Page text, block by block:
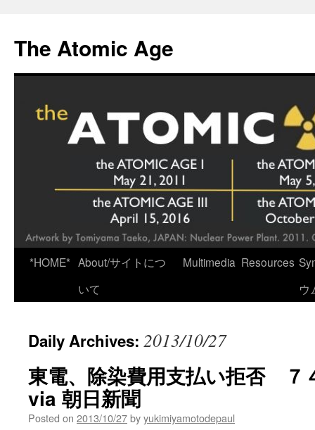
content
The Atomic Age
*HOME* About/サイトにつ
いて
Multimedia Resources
ウ
Daily Archives: 2013/10/27
東電、除染費用支払い拒否 ７
via 朝日新聞
Posted on 2013/10/27byyukimiyamotodepaul